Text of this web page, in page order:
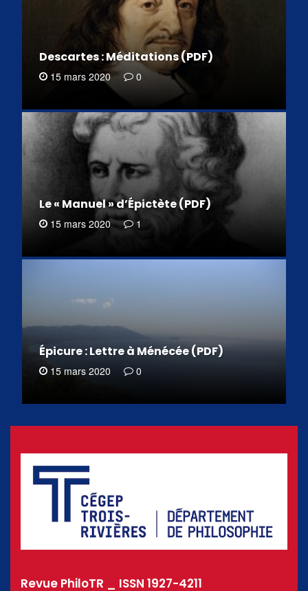
Descartes : Méditations (PDF)
15 mars 2020 0
Le « Manuel » d’Épictète (PDF)
15 mars 2020 1
Épicure : Lettre à Ménécée (PDF)
15 mars 2020 0
Revue PhiloTR _ ISSN 1927-4211